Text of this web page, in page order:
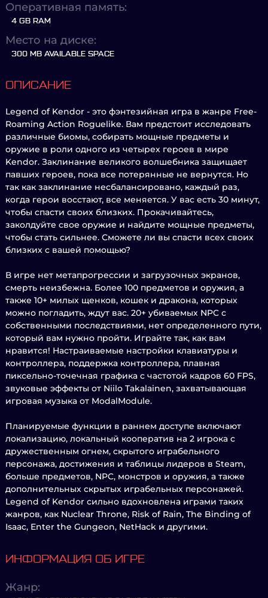
Оперативная память:
4 GB RAM
Место на диске:
300 MB AVAILABLE SPACE
ОПИСАНИЕ
Legend of Kendor - это фэнтезийная игра в жанре Free-
Roaming Action Roguelike. Вам предстоит исследовать
различные биомы, собирать мощные предметы и
оружие в роли одного из четырех героев в мире
Kendor. Заклинание великого волшебника защищает
павших героев, пока все потерянные не вернутся. Но
так как заклинание несбалансировано, каждый раз,
когда герои восстают, все меняется. У вас есть 30 минут,
чтобы спасти своих близких. Прокачивайтесь,
заколдуйте свое оружие и найдите мощные предметы,
чтобы стать сильнее. Сможете ли вы спасти всех своих
близких с вашей помощью?
В игре нет метапрогрессии и загрузочных экранов,
смерть неизбежна. Более 100 предметов и оружия, а
также 10+ милых щенков, кошек и дракона, которых
можно погладить, ждут вас. 20+ убиваемых NPC с
собственными последствиями, нет определенного пути,
который вам нужно пройти. Играйте так, как вам
нравится! Настраиваемые настройки клавиатуры и
контроллера, поддержка контроллера, плавная
пиксельно-точечная графика с частотой кадров 60 FPS,
звуковые эффекты от Niilo Takalainen, захватывающая
игровая музыка от ModalModule.
Планируемые функции в раннем доступе включают
локализацию, локальный кооператив на 2 игрока с
дружественным огнем, скрытого играбельного
персонажа, достижения и таблицы лидеров в Steam,
больше предметов, NPC, монстров и оружия, а также
дополнительных скрытых играбельных персонажей.
Legend of Kendor сильно вдохновлена играми таких
жанров, как Nuclear Throne, Risk of Rain, The Binding of
Isaac, Enter the Gungeon, NetHack и другими.
ИНФОРМАЦИЯ ОБ ИГРЕ
Жанр: